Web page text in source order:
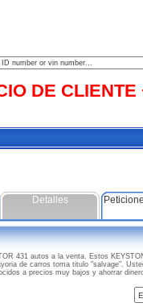
DE CLIENTE
Detalles
431 autos a la venta. Estos
de carros toma titulo "salvage".
a precios muy bajos y ahorrar